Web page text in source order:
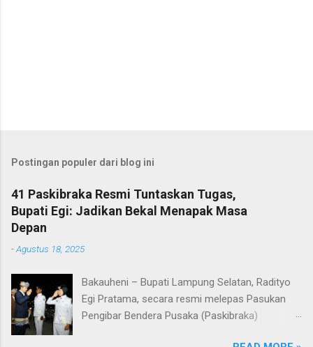
Postingan populer dari blog ini
41 Paskibraka Resmi Tuntaskan Tugas,
Bupati Egi: Jadikan Bekal Menapak Masa
Depan
-Agustus 18, 2025
Bakauheni – Bupati Lampung Selatan, Radityo
Egi Pratama, secara resmi melepas Pasukan
Pengibar Bendera Pusaka (Paskibraka)